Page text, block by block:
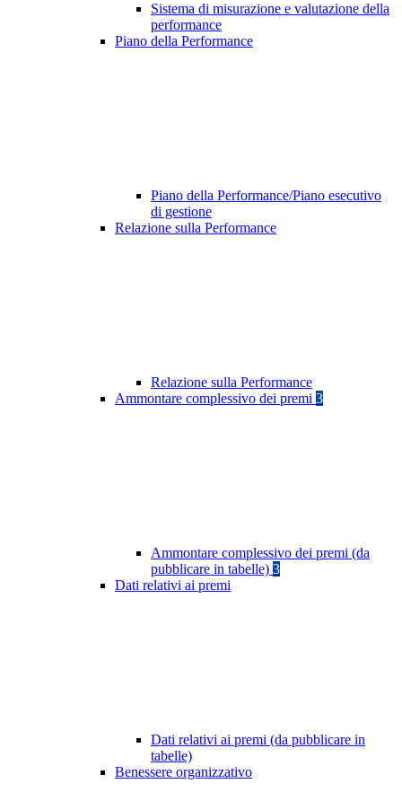
Sistema di misurazione e valutazione della
performance
Piano della Performance
Piano della Performance/Piano esecutivo
di gestione
Relazione sulla Performance
Relazione sulla Performance
Ammontare complessivo dei premi 3
Ammontare complessivo dei premi (da
pubblicare in tabelle) 3
Dati relativi ai premi
Dati relativi ai premi (da pubblicare in
tabelle)
Benessere organizzativo